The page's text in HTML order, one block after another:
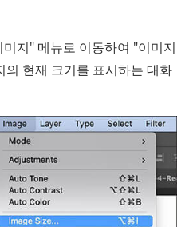
지" 메뉴로 이동하여 "이미지
현재 크기를 표시하는 대화